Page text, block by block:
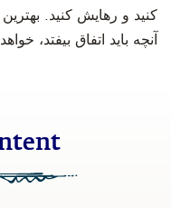
کنید و رهایش کنید.
آنچه باید اتفاق بیفتد،